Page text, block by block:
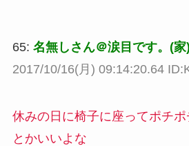
65: 名無しさん＠涙目です。(家
2017/10/16(月) 09:14:20.64
休みの日に椅子に座ってポチ
とかいいよな